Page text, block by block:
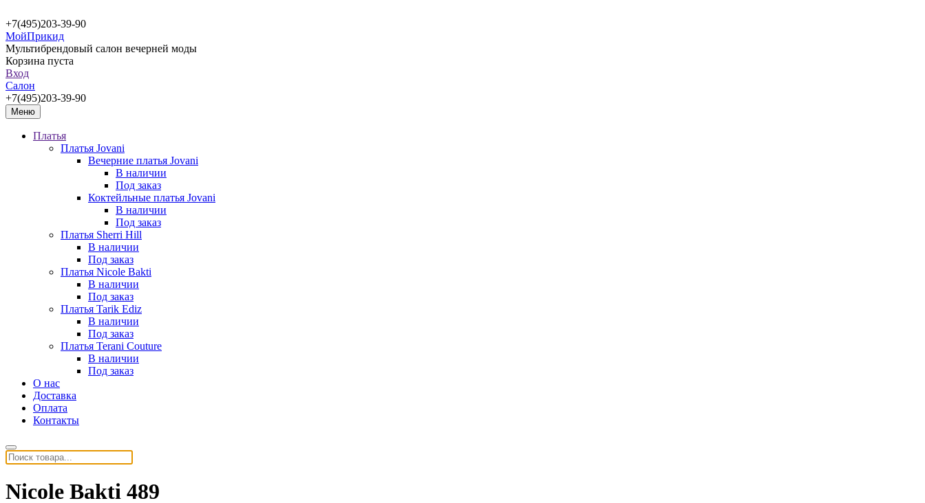
+7(495)203-39-90
МойПрикид
Мультибрендовый салон вечерней моды
Корзина пуста
Вход
Салон
+7(495)203-39-90
Меню
Платья
Платья Jovani
Вечерние платья Jovani
В наличии
Под заказ
Коктейльные платья Jovani
В наличии
Под заказ
Платья Sherri Hill
В наличии
Под заказ
Платья Nicole Bakti
В наличии
Под заказ
Платья Tarik Ediz
В наличии
Под заказ
Платья Terani Couture
В наличии
Под заказ
О нас
Доставка
Оплата
Контакты
Nicole Bakti 489